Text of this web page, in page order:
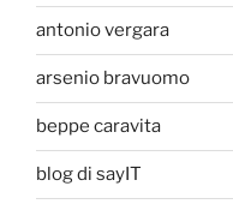
antonio vergara
arsenio bravuomo
beppe caravita
blog di sayIT